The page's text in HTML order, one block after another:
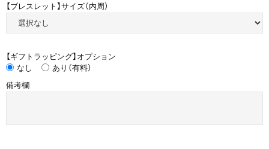
【ブレスレット】サイズ（内周）
【ギフトラッピング】オプション
なし
あり（有料）
備考欄